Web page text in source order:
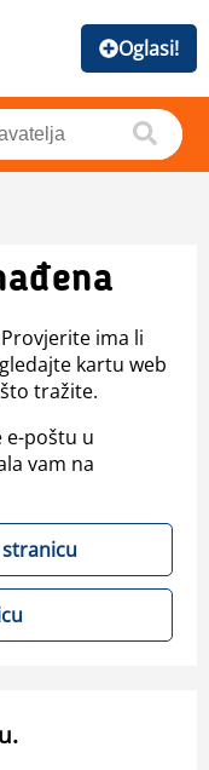
Oglasi!
ima li
kartu web
tražite.
e-poštu u
vam na